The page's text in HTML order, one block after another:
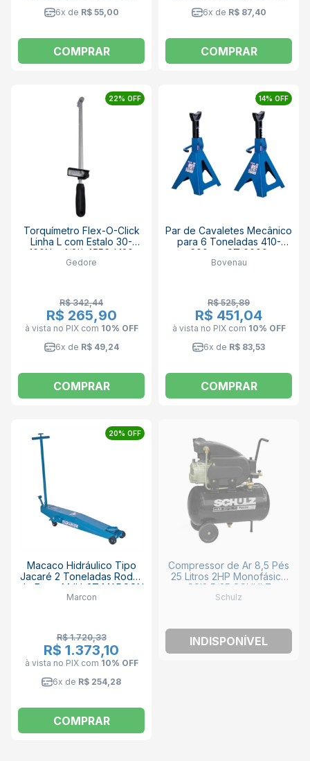
6x de R$ 55,00
COMPRAR
6x de R$ 87,40
COMPRAR
22% OFF
Torquímetro Flex-O-Click
Linha L com Estalo 30-
160N.m 1/2'' 4556-L120
GEDORE
Gedore
R$ 342,44
R$ 265,90
à vista no PIX com 10% OFF
6x de R$ 49,24
COMPRAR
14% OFF
Par de Cavaletes Mecânico
para 6 Toneladas 410-
600mm CT 6000
BOVENAU
Bovenau
R$ 525,89
R$ 451,04
à vista no PIX com 10% OFF
6x de R$ 83,53
COMPRAR
20% OFF
Macaco Hidráulico Tipo
Jacaré 2 Toneladas Rodas
de Ferro MJH-2T MARCON
Marcon
R$ 1.720,33
R$ 1.373,10
à vista no PIX com 10% OFF
6x de R$ 254,28
COMPRAR
Compressor de Ar 8,5 Pés
25 Litros 2HP Monofásico
CSI8.5/25 SCHULZ
Schulz
INDISPONÍVEL